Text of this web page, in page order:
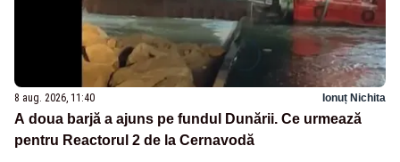
8 aug. 2026, 11:40 Ionuț Nichita
A doua barjă a ajuns pe fundul Dunării. Ce urmează
pentru Reactorul 2 de la Cernavodă